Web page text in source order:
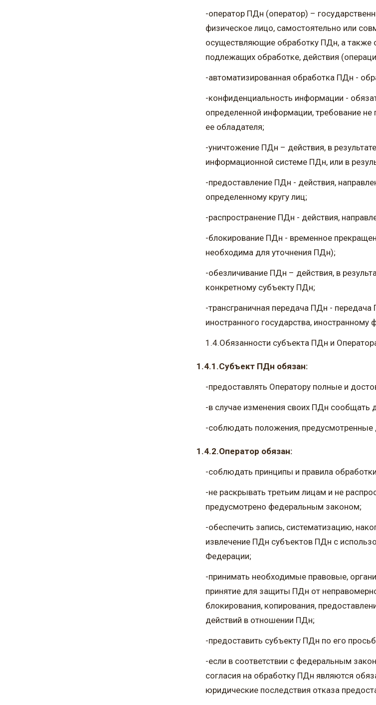
-оператор ПДн (оператор) –
физическое лицо, самостоятельно или
осуществляющие обработку ПДн, а
подлежащих обработке, действия
-автоматизированная обработка ПДн -
-конфиденциальность информации -
определенной информации, требование
ее обладателя;
-уничтожение ПДн – действия, в
информационной системе ПДн, или в
-предоставление ПДн - действия,
определенному кругу лиц;
-распространение ПДн - действия,
-блокирование ПДн - временное
необходима для уточнения ПДн);
-обезличивание ПДн – действия, в
конкретному субъекту ПДн;
-трансграничная передача ПДн - передача
иностранного государства,
1.4.Обязанности субъекта ПДн и
1.4.1.Субъект ПДн обязан:
-предоставлять Оператору полные и
-в случае изменения своих ПДн
-соблюдать положения,
1.4.2.Оператор обязан:
-соблюдать принципы и правила
-не раскрывать третьим лицам и не
предусмотрено федеральным законом;
-обеспечить запись, систематизацию,
извлечение ПДн субъектов ПДн с
Федерации;
-принимать необходимые правовые,
принятие для защиты ПДн от
блокирования, копирования,
действий в отношении ПДн;
-предоставить субъекту ПДн по его
-если в соответствии с федеральным
согласия на обработку ПДн являются
юридические последствия отказа